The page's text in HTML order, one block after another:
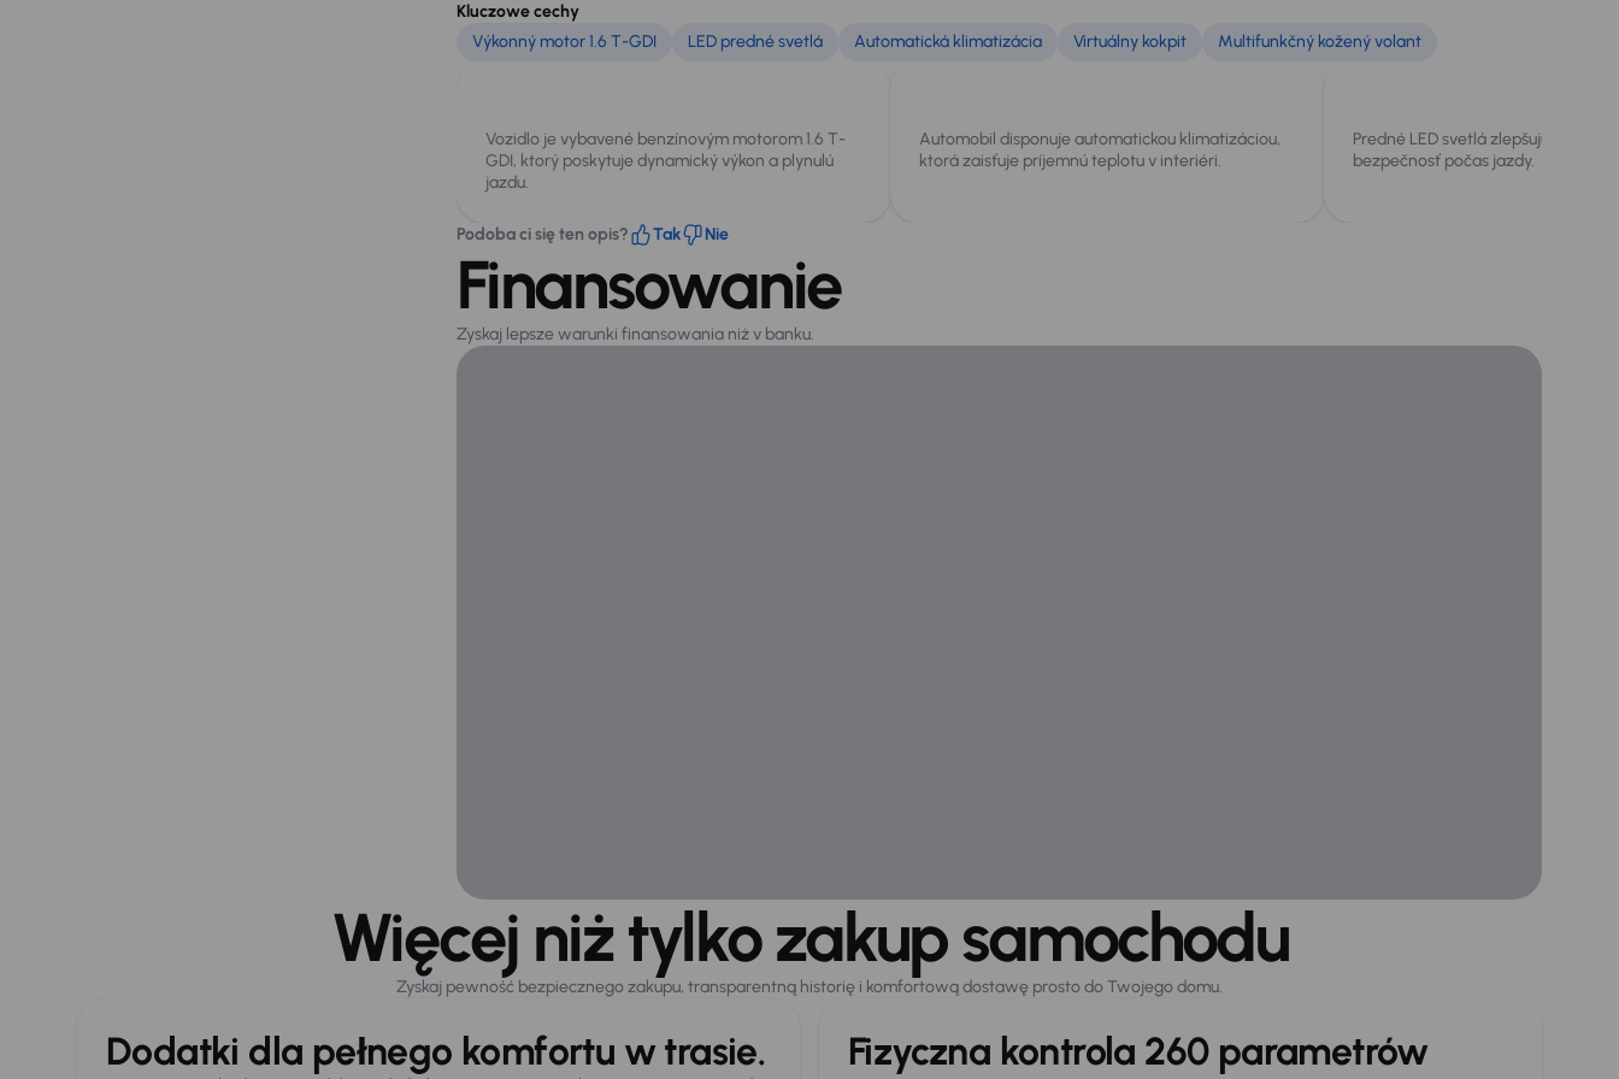
Kluczowe cechy
Výkonný motor 1.6 T-GDI
LED predné svetlá Automatická klimatizácia Virtuálny kokpit Multifunkčný kožený volant
Vozidlo je vybavené benzínovým motorom 1.6 T-
GDI, ktorý poskytuje dynamický výkon a plynulú
jazdu.
Automobil disponuje automatickou klimatizáciou,
ktorá zaisťuje príjemnú teplotu v interiéri.
Predné LED svetlá zlepšujú
bezpečnosť počas jazdy.
Podoba ci się ten opis? Tak Nie
Finansowanie
Zyskaj lepsze warunki finansowania niż v banku.
Więcej niż tylko zakup samochodu
Zyskaj pewność bezpiecznego zakupu, transparentną historię i komfortową dostawę prosto do Twojego domu.
Dodatki dla pełnego komfortu w trasie.
Fizyczna kontrola 260 parametrów